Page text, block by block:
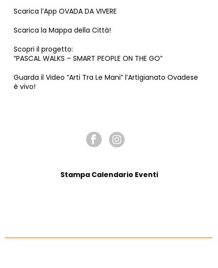
Scarica l’App OVADA DA VIVERE
Scarica la Mappa della Città!
Scopri il progetto:
“PASCAL WALKS – SMART PEOPLE ON THE GO”
Guarda il Video “Arti Tra Le Mani” l’Artigianato Ovadese
è vivo!
Stampa Calendario Eventi